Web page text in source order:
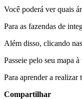
Você poderá ver quais
Para as fazendas de
Além disso, clicando
Passeie pelo seu mapa
Para aprender a realizar
Compartilhar